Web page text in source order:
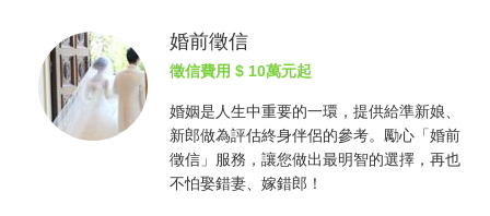
婚前徵信
徵信費用 $ 10萬元起
婚姻是人生中重要的一環，提供給準新娘、
新郎做為評估終身伴侶的參考。勵心「婚前
徵信 」服務，讓您做出最明智的選擇，再也
不怕娶錯妻、嫁錯郎！